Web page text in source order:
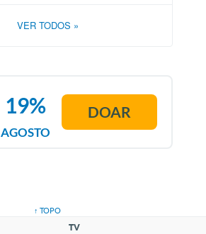
VER TODOS »
AGOSTO
19% DOAR
↑ TOPO
TV